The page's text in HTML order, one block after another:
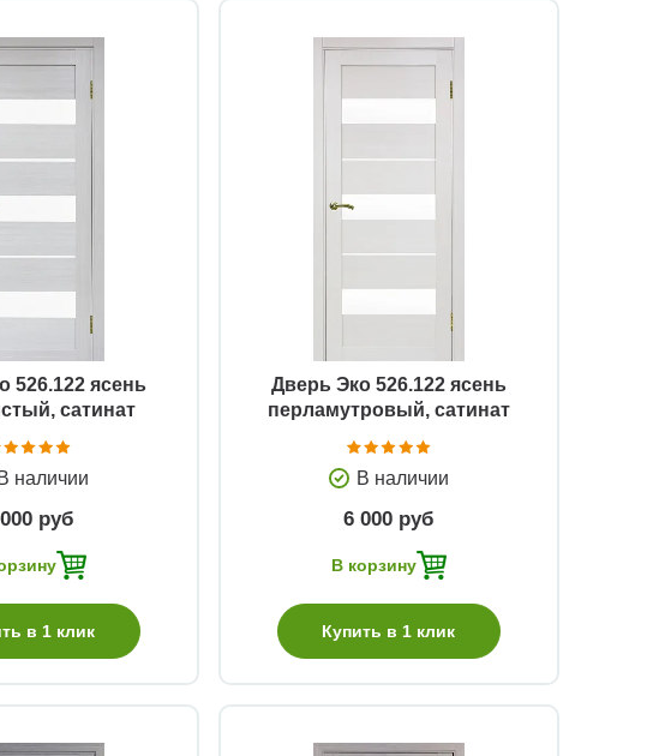
526.122 ясень
сатинат
просмотр
В наличии
руб
в 1 клик
Дверь Эко 526.122 ясень
перламутровый, сатинат
Быстрый просмотр
В наличии
6 000 руб
В корзину
Купить в 1 клик